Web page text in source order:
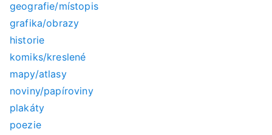
geografie/místopis
grafika/obrazy
historie
komiks/kreslené
mapy/atlasy
noviny/papíroviny
plakáty
poezie